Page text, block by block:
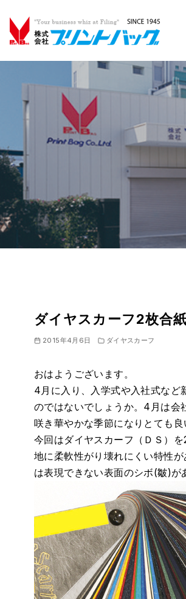
へ
移
ダイヤスカーフ2枚合
2015年4月6日 ダイヤスカーフ
おはようございます。
4月に入り、入学式や入社式など
のではないでしょうか。4月は会
咲き華やかな季節になりとても良
今回はダイヤスカーフ（ＤＳ）
地に柔軟性がり壊れにくい特性
は表現できない表面のシボ(皺)が